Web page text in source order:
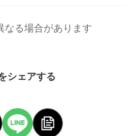
なる場合があります
シェアする